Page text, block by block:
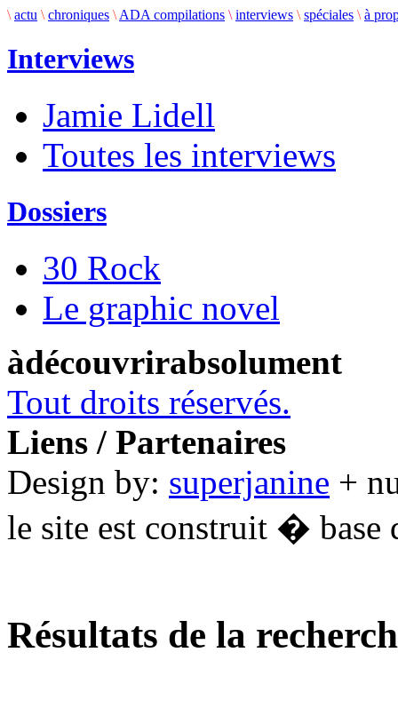
\ actu \ chroniques \ ADA compilations \ interviews \ spéciales \ à
Interviews
Jamie Lidell
Toutes les interviews
Dossiers
30 Rock
Le graphic novel
àdécouvrirabsolument
Tout droits réservés.
Liens / Partenaires
Design by: superjanine +
le site est construit � base
Résultats de la